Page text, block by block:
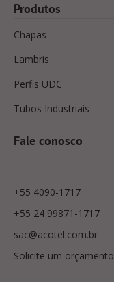
Produtos
Chapas
Lambris
Perfis UDC
Tubos Industriais
Fale conosco
+55 4090-1717
+55 24 99871-1717
sac@acotel.com.br
Solicite um orçamento